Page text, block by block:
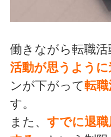
働きながら転職
活動が思うよう
ンが下がって転
す。
また、 すでに退